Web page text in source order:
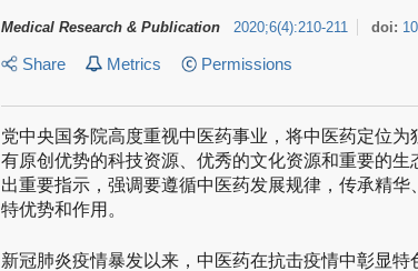
Medical Research & Publication 2020;6(4):210-211 doi:
Share Metrics Permissions
党中央国务院高度重视中医药事业，将中医药定位
有原创优势的科技资源、优秀的文化资源和重要的
出重要指示，强调要遵循中医药发展规律，传承精
特优势和作用。
新冠肺炎疫情暴发以来，中医药在抗击疫情中彰显